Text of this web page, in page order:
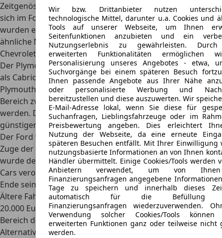
Zeitgenössische Alternativen zum Chevrolet Caprice finden
sich im Ford LTD und imPlymouth Fury. Diese Autos
wurden ebenfalls als Fullsize-Cars konzipiert und bieten
ähnliche Motorisierungen und Platzverhältnisse wie der
Chevrolet.
Der Plymouth war in den fünf Generationen bis 1973 auch
als Cabrio verfügbar. Dafür ist der Gebrauchtmarkt für den
Plymouth etwas enger, wobei die Fahrzeuge eher im
Bereich zwischen 20.000 und 30.000 Euro angeboten
werden. Der Chevrolet Caprice ist also eine deutlich
günstigere Variante.
Der Ford wurde bis 1978 auch als Cabrio produziert. Im
Zuge der Downsizing-Bemühungen des Ford-Konzerns
wurde der LTD jedoch ab 1983 im Segment der Midsize-
Cars verortet, wohingegen der Chevrolet Caprice bis zum
Ende seiner Bauzeit im Fullsize-Segment vertrieben wurde.
Ältere Fahrzeuge werden zu Preisen zwischen 15.000 und
20.000 Euro angeboten und liegen damit ungefähr im
Bereich des Chevrolet.
Alternative Modelle
Wir bzw. Drittanbieter nutzen
technologische Mittel, darunter u.a. Cookies und
Tools auf unserer Webseite, um Ihnen
Seitenfunktionen anzubieten und ein
Nutzungserlebnis zu gewährleisten.
erweiterten Funktionalitäten ermöglichen
Personalisierung unseres Angebotes - etwa,
Suchvorgänge bei einem späteren Besuch
Ihnen passende Angebote aus Ihrer Nähe
oder personalisierte Werbung und
bereitzustellen und diese auszuwerten. Wir
E-Mail-Adresse lokal, wenn Sie diese für
Suchanfragen, Lieblingsfahrzeuge oder im
Preisbewertung angeben. Dies erleichtert
Nutzung der Webseite, da eine erneute
späteren Besuchen entfällt. Mit Ihrer Einwilligung
nutzungsbasierte Informationen an von Ihnen
Händler übermittelt. Einige Cookies/Tools werden
Anbietern verwendet, um von
Finanzierungsanfragen angegebene
Tage zu speichern und innerhalb dieses
automatisch für die Befüllung
Finanzierungsanfragen wiederzuverwenden.
Verwendung solcher Cookies/Tools können
erweiterten Funktionen ganz oder teilweise nicht
werden.